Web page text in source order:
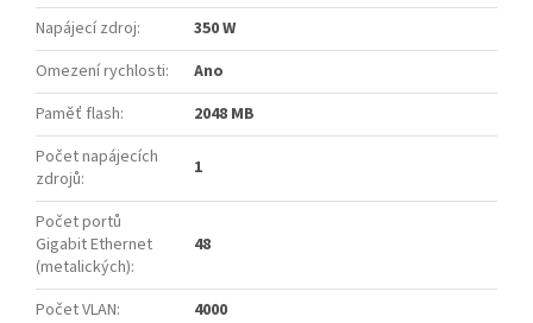
Napájecí zdroj:
350 W
Omezení rychlosti:
Ano
Paměť flash:
2048 MB
Počet napájecích
zdrojů: 1
Počet portů
Gigabit Ethernet
(metalických):
48
Počet VLAN:
4000